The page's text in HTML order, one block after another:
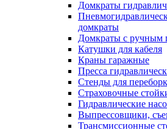
Домкраты
домкраты
Домкраты с ручным
Катушки для кабеля
Краны гаражные
Пресса
Стенды для
Страховочные
Гидравлические
Выпрессовщики,
Трансмиссионные